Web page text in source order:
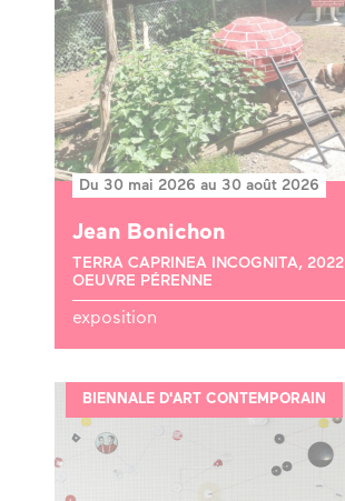
Du 30 mai 2026 au 30 août 2026
Jean Bonichon
TERRA CAPRINEA INCOGNITA, 2022
OEUVRE PÉRENNE
exposition
BIENNALE D'ART CONTEMPORAIN